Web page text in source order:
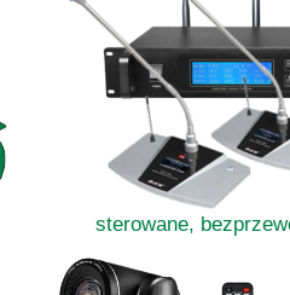
sterowane,